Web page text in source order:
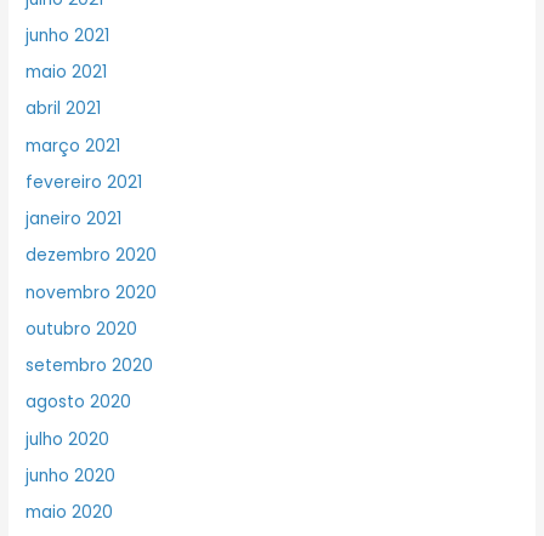
junho 2021
maio 2021
abril 2021
março 2021
fevereiro 2021
janeiro 2021
dezembro 2020
novembro 2020
outubro 2020
setembro 2020
agosto 2020
julho 2020
junho 2020
maio 2020